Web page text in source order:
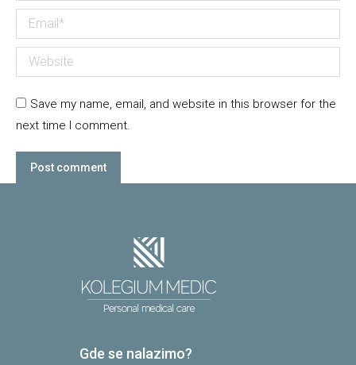
Email *
Website
Save my name, email, and website in this browser for the
next time I comment.
Post comment
Gde se nalazimo?